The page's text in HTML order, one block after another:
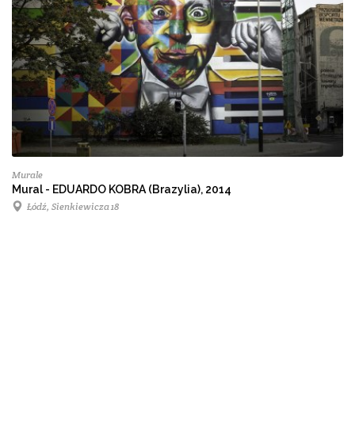
Murale
Mural - EDUARDO KOBRA (Brazylia), 2014
Łódź, Sienkiewicza 18